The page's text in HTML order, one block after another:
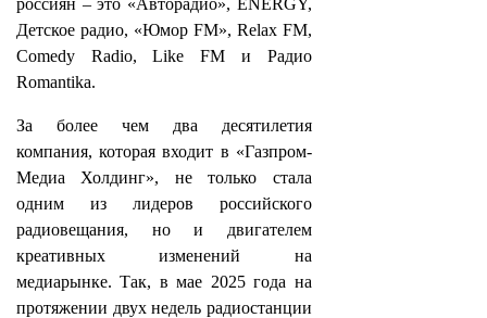
россиян – это «Авторадио», ENERGY,
Детское радио, «Юмор FM», Relax FM,
Comedy Radio, Like FM и Радио
Romantika.
За более чем два десятилетия
компания, которая входит в «Газпром-
Медиа Холдинг», не только стала
одним из лидеров российского
радиовещания, но и двигателем
креативных изменений на
медиарынке. Так, в мае 2025 года на
протяжении двух недель радиостанции